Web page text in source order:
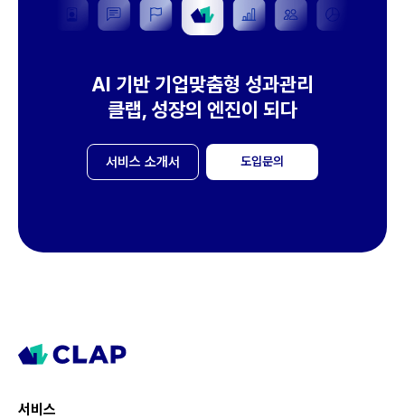
AI 기반 기업맞춤형 성과관리
클랩, 성장의 엔진이 되다
서비스 소개서 도입문의
서비스